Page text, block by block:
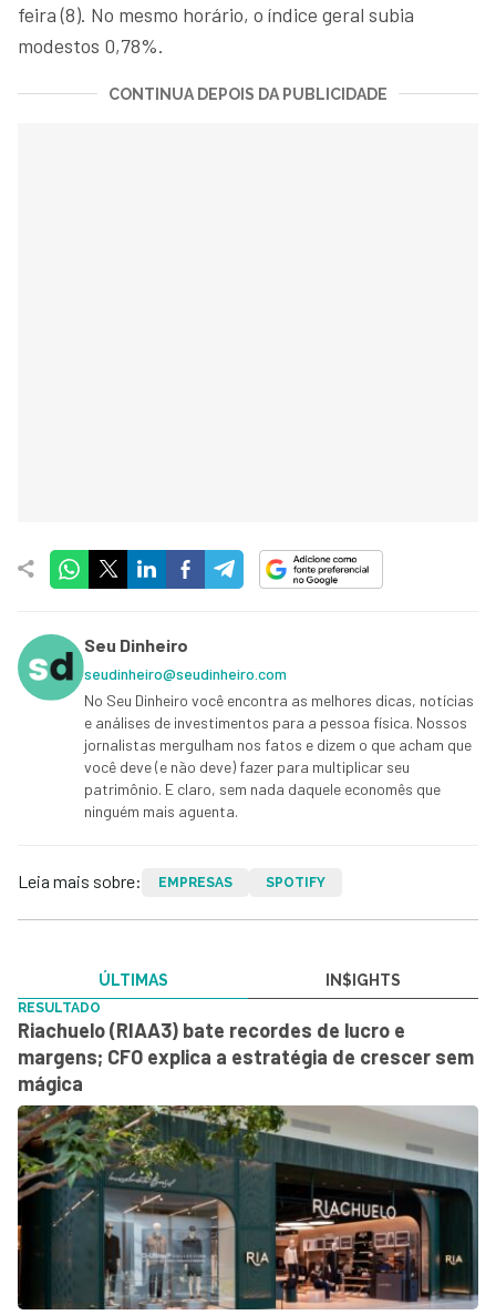
feira (8). No mesmo horário, o índice geral subia
modestos 0,78%.
CONTINUA DEPOIS DA PUBLICIDADE
Seu Dinheiro
seudinheiro@seudinheiro.com
No Seu Dinheiro você encontra as melhores dicas, notícias
e análises de investimentos para a pessoa física. Nossos
jornalistas mergulham nos fatos e dizem o que acham que
você deve (e não deve) fazer para multiplicar seu
patrimônio. E claro, sem nada daquele economês que
ninguém mais aguenta.
Leia mais sobre: EMPRESAS SPOTIFY
ÚLTIMAS IN$IGHTS
RESULTADO
Riachuelo (RIAA3) bate recordes de lucro e
margens; CFO explica a estratégia de crescer sem
mágica